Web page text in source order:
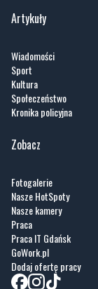
Artykuły
Wiadomości
Sport
Kultura
Społeczeństwo
Kronika policyjna
Zobacz
Fotogalerie
Nasze HotSpoty
Nasze kamery
Praca
Praca IT Gdańsk
GoWork.pl
Dodaj ofertę pracy